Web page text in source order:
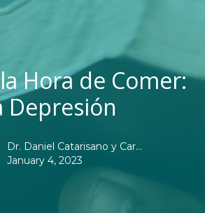
Hora de Comer:
Depresión
Dr. Daniel Catarisano y Car...
January 4, 2023